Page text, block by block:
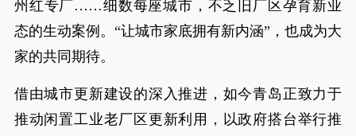
州红专厂……细数每座城市，不乏旧厂区孕育新业
态的生动案例。“让城市家底拥有新内涵”，也成为大
家的共同期待。
借由城市更新建设的深入推进，如今青岛正致力于
推动闲置工业老厂区更新利用，以政府搭台举行推